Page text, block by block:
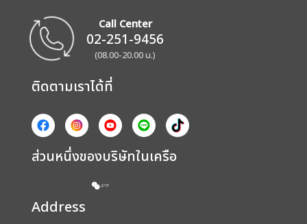
Call Center
02-251-9456
(08.00-20.00 น.)
ติดตามเราได้ที่
ส่วนหนึ่งของบริษัทในเครือ
Address